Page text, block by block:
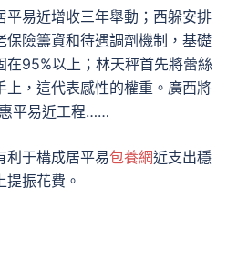
平易近增收三年舉動；西躲安排
保險籌資和待遇調劑機制，基礎
在95%以上；林天秤首先將蕾絲
上，這代表感性的權重。廣西將
平易近工程……
利于構成居平易包養網近支出穩
提振花費。